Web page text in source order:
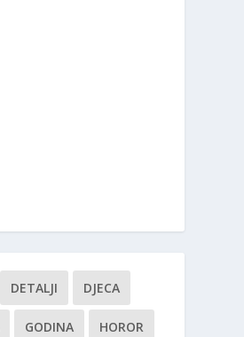
DETALJI DJECA
GODINA HOROR